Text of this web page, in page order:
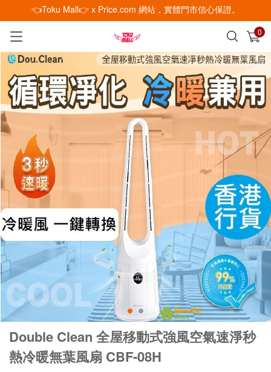
👈Toku Mall👉 x Price.com 網站，實體門市信心保證。
0
已加入購物車 查看
Double Clean 全屋移動式強風空氣速淨秒
熱冷暖無葉風扇 CBF-08H